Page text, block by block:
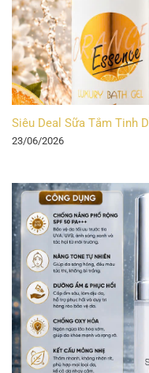
Siêu Deal Sữa Tắm Tinh
23/06/2026